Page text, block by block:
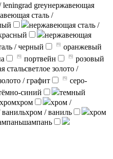
leningrad greyнержавеющая
сталь /
нержавеющая сталь /
нержавеющая
/ черный
оранжевый
портвейн
розовый
стальсветлое золото /
/ графит
серо-
синий
темный
хромхром
хром /
хром / ваниль
хром
шампань